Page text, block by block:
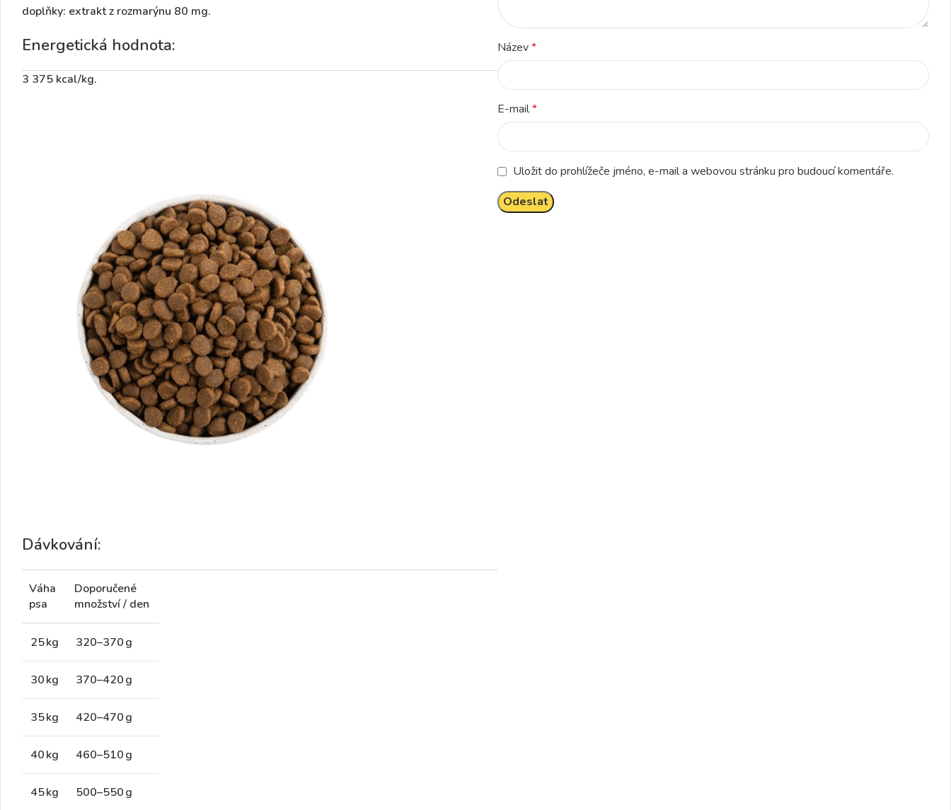
doplňky: extrakt z rozmarýnu 80 mg.
Energetická hodnota:
3 375 kcal/kg.
Dávkování:
Váha
psa
Doporučené
množství / den
25 kg 320–370 g
30 kg 370–420 g
35 kg 420–470 g
40 kg 460–510 g
45 kg 500–550 g
Název*
E-mail*
Uložit do prohlížeče jméno, e-mail a webovou stránku pro budoucí komentáře.